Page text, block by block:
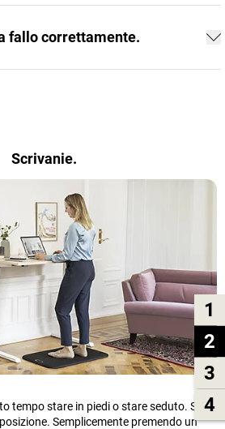
1
2
3
4
fallo correttamente.
Scrivanie.
tempo stare in piedi o stare seduto. Se
Semplicemente premendo un